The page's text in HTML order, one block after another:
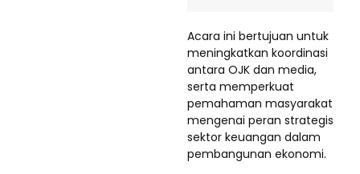
Acara ini bertujuan untuk
meningkatkan koordinasi
antara OJK dan media,
serta memperkuat
pemahaman masyarakat
mengenai peran strategis
sektor keuangan dalam
pembangunan ekonomi.